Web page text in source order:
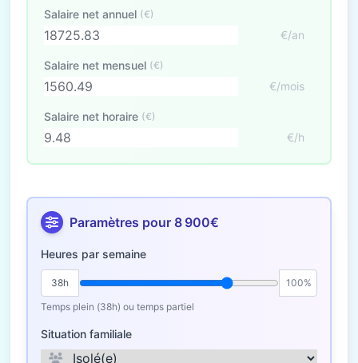
Salaire net annuel (€)
€/an
Salaire net mensuel (€)
€/mois
Salaire net horaire (€)
€/h
Paramètres pour 8 900€
Heures par semaine
38h
100%
Temps plein (38h) ou temps partiel
Situation familiale